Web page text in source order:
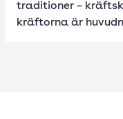
traditioner –
kräftorna är